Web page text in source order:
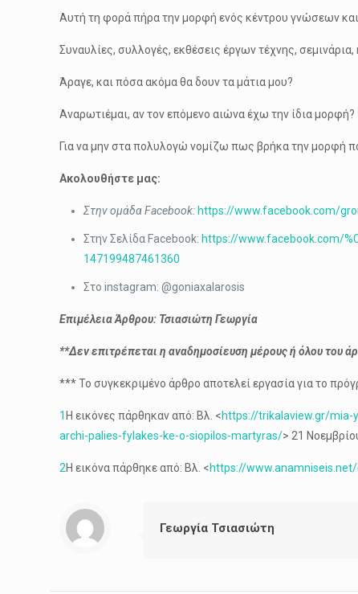
Αυτή τη φορά πήρα την μορφή ενός κέντρου γνώσεων και
Συναυλίες, συλλογές, εκθέσεις έργων τέχνης,
Άραγε, και πόσα ακόμα θα δουν τα μάτια μου?
Αναρωτιέμαι, αν τον επόμενο αιώνα έχω την ίδια μορφή?
Για να μην στα πολυλογώ νομίζω πως βρήκα την μορφή
Ακολουθήστε μας:
Στην ομάδα Facebook: https://www.facebook.com/
Στην Σελίδα Facebook: https://www.facebook.com/
147199487461360
Στο instagram: @goniaxalarosis
Επιμέλεια Άρθρου: Τσιασιώτη Γεωργία
**Δεν επιτρέπεται η αναδημοσίευση μέρους ή όλου του
*** Το συγκεκριμένο άρθρο αποτελεί εργασία για το
1 Η εικόνες πάρθηκαν από: Βλ. <https://trikalaview.gr/
archi-palies-fylakes-ke-o-siopilos-martyras/> 21
2Η εικόνα πάρθηκε από: Βλ. <https://
Γεωργία Τσιασιώτη